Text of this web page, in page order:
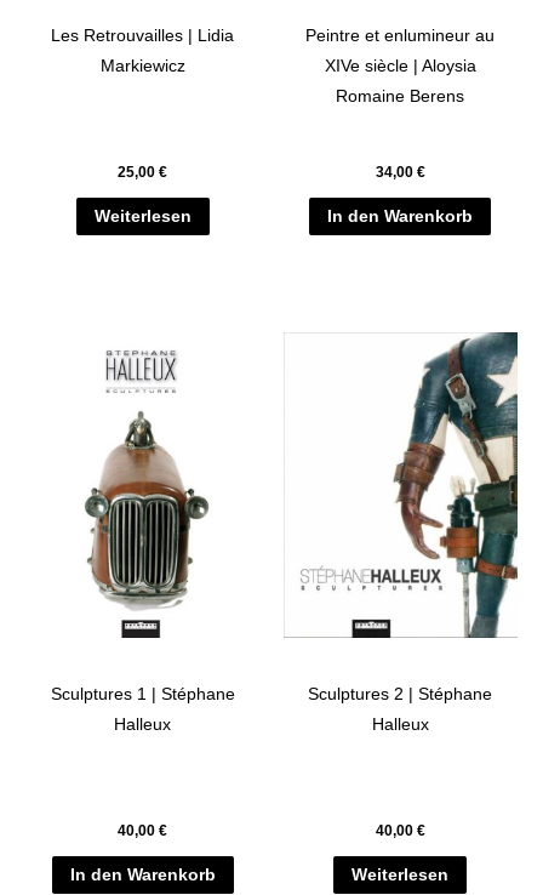
Les Retrouvailles | Lidia
Markiewicz
25,00€
Weiterlesen
Peintre et enlumineur au
XIVe siècle | Aloysia
Romaine Berens
34,00 €
In den Warenkorb
Sculptures 1 | Stéphane
Halleux
40,00€
In den Warenkorb
Sculptures 2 | Stéphane
Halleux
40,00 €
Weiterlesen